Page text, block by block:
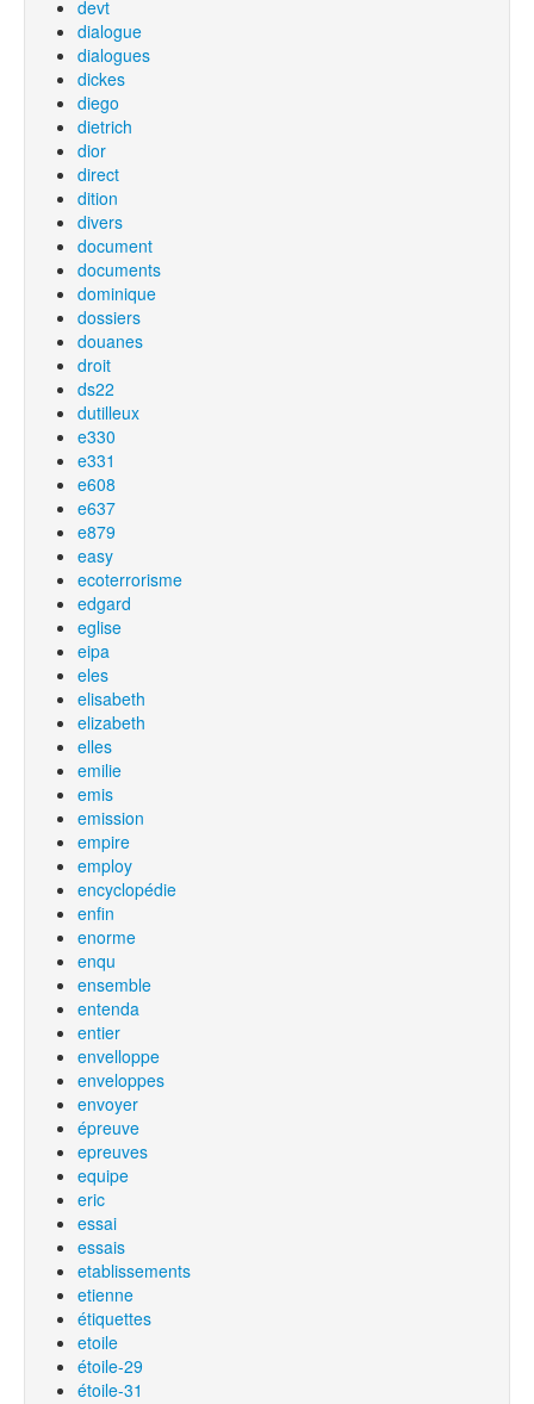
devt
dialogue
dialogues
dickes
diego
dietrich
dior
direct
dition
divers
document
documents
dominique
dossiers
douanes
droit
ds22
dutilleux
e330
e331
e608
e637
e879
easy
ecoterrorisme
edgard
eglise
eipa
eles
elisabeth
elizabeth
elles
emilie
emis
emission
empire
employ
encyclopédie
enfin
enorme
enqu
ensemble
entenda
entier
envelloppe
enveloppes
envoyer
épreuve
epreuves
equipe
eric
essai
essais
etablissements
etienne
étiquettes
etoile
étoile-29
étoile-31